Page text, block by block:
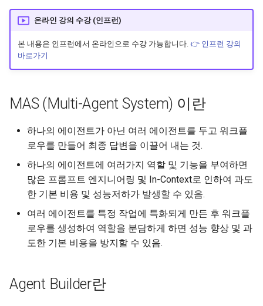
07. 추론 모델 실습 (GPT-5 등)
11. Code Interpreter
12. RAG (File Search)
Node 종류
Core Node
Logic Node
Data Node
변수
Chatkit
27. Smithery로 MCP 배포
API 응답 및 id로 재요
이미지 생성 응답 처리
Function Call 응답 처리
MCP 응답 처리
Code Interpreter 응답
온라인 강의 수강 (인프런)
본 내용은 인프런에서 온라인으로 수강 가능합니다. 👉 인프런 강의
바로가기
MAS (Multi-Agent System) 이란
하나의 에이전트가 아닌 여러 에이전트를 두고 워크플
로우를 만들어 최종 답변을 이끌어 내는 것.
하나의 에이전트에 여러가지 역할 및 기능을 부여하면
많은 프롬프트 엔지니어링 및 In-Context로 인하여 과도
한 기본 비용 및 성능저하가 발생할 수 있음.
여러 에이전트를 특정 작업에 특화되게 만든 후 워크플
로우를 생성하여 역할을 분담하게 하면 성능 향상 및 과
도한 기본 비용을 방지할 수 있음.
Agent Builder란